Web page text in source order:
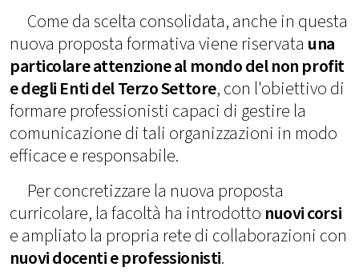
Come da scelta consolidata, anche in questa
nuova proposta formativa viene riservata una
particolare attenzione al mondo del non profit
e degli Enti del Terzo Settore, con l'obiettivo di
formare professionisti capaci di gestire la
comunicazione di tali organizzazioni in modo
efficace e responsabile.
Per concretizzare la nuova proposta
curricolare, la facoltà ha introdotto nuovi corsi
e ampliato la propria rete di collaborazioni con
nuovi docenti e professionisti.